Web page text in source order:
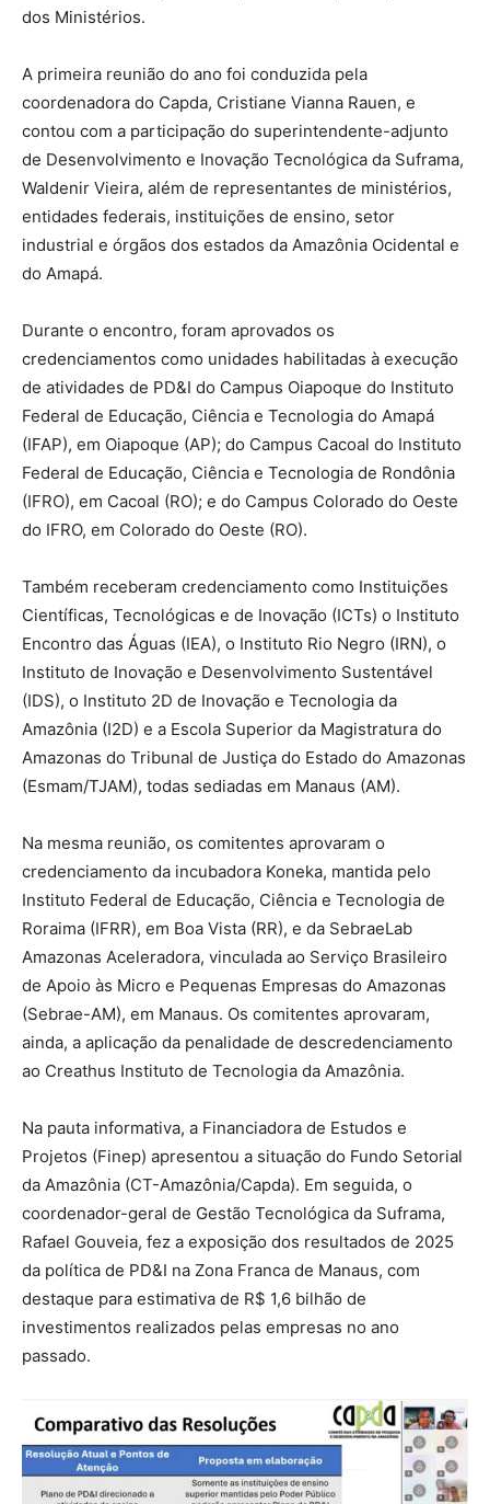
dos Ministérios.
A primeira reunião do ano foi conduzida pela
coordenadora do Capda, Cristiane Vianna Rauen, e
contou com a participação do superintendente-adjunto
de Desenvolvimento e Inovação Tecnológica da Suframa,
Waldenir Vieira, além de representantes de ministérios,
entidades federais, instituições de ensino, setor
industrial e órgãos dos estados da Amazônia Ocidental e
do Amapá.
Durante o encontro, foram aprovados os
credenciamentos como unidades habilitadas à execução
de atividades de PD&I do Campus Oiapoque do Instituto
Federal de Educação, Ciência e Tecnologia do Amapá
(IFAP), em Oiapoque (AP); do Campus Cacoal do Instituto
Federal de Educação, Ciência e Tecnologia de Rondônia
(IFRO), em Cacoal (RO); e do Campus Colorado do Oeste
do IFRO, em Colorado do Oeste (RO).
Também receberam credenciamento como Instituições
Científicas, Tecnológicas e de Inovação (ICTs) o Instituto
Encontro das Águas (IEA), o Instituto Rio Negro (IRN), o
Instituto de Inovação e Desenvolvimento Sustentável
(IDS), o Instituto 2D de Inovação e Tecnologia da
Amazônia (I2D) e a Escola Superior da Magistratura do
Amazonas do Tribunal de Justiça do Estado do Amazonas
(Esmam/TJAM), todas sediadas em Manaus (AM).
Na mesma reunião, os comitentes aprovaram o
credenciamento da incubadora Koneka, mantida pelo
Instituto Federal de Educação, Ciência e Tecnologia de
Roraima (IFRR), em Boa Vista (RR), e da SebraeLab
Amazonas Aceleradora, vinculada ao Serviço Brasileiro
de Apoio às Micro e Pequenas Empresas do Amazonas
(Sebrae-AM), em Manaus. Os comitentes aprovaram,
ainda, a aplicação da penalidade de descredenciamento
ao Creathus Instituto de Tecnologia da Amazônia.
Na pauta informativa, a Financiadora de Estudos e
Projetos (Finep) apresentou a situação do Fundo Setorial
da Amazônia (CT-Amazônia/Capda). Em seguida, o
coordenador-geral de Gestão Tecnológica da Suframa,
Rafael Gouveia, fez a exposição dos resultados de 2025
da política de PD&I na Zona Franca de Manaus, com
destaque para estimativa de R$ 1,6 bilhão de
investimentos realizados pelas empresas no ano
passado.